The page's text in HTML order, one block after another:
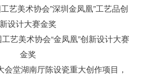
艺美术协会”深圳金凤凰”工艺品创
新设计大赛金奖
工艺美术协会“金凤凰”创新设计大赛
金奖
堂湖南厅陈设瓷重大创作项目，